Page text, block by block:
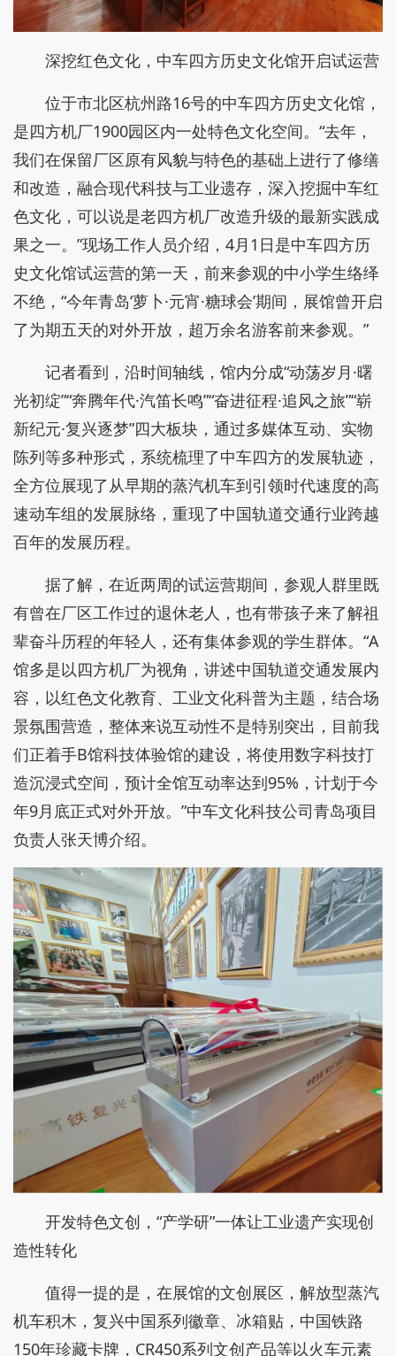
深挖红色文化，中车四方历史文化馆开启试运营
位于市北区杭州路16号的中车四方历史文化馆，
是四方机厂1900园区内一处特色文化空间。“去年，
我们在保留厂区原有风貌与特色的基础上进行了修缮
和改造，融合现代科技与工业遗存，深入挖掘中车红
色文化，可以说是老四方机厂改造升级的最新实践成
果之一。”现场工作人员介绍，4月1日是中车四方历
史文化馆试运营的第一天，前来参观的中小学生络绎
不绝，“今年青岛‘萝卜·元宵·糖球会’期间，展馆曾开启
了为期五天的对外开放，超万余名游客前来参观。”
记者看到，沿时间轴线，馆内分成“动荡岁月·曙
光初绽”“奔腾年代·汽笛长鸣”“奋进征程·追风之旅”“崭
新纪元·复兴逐梦”四大板块，通过多媒体互动、实物
陈列等多种形式，系统梳理了中车四方的发展轨迹，
全方位展现了从早期的蒸汽机车到引领时代速度的高
速动车组的发展脉络，重现了中国轨道交通行业跨越
百年的发展历程。
据了解，在近两周的试运营期间，参观人群里既
有曾在厂区工作过的退休老人，也有带孩子来了解祖
辈奋斗历程的年轻人，还有集体参观的学生群体。“A
馆多是以四方机厂为视角，讲述中国轨道交通发展内
容，以红色文化教育、工业文化科普为主题，结合场
景氛围营造，整体来说互动性不是特别突出，目前我
们正着手B馆科技体验馆的建设，将使用数字科技打
造沉浸式空间，预计全馆互动率达到95%，计划于今
年9月底正式对外开放。”中车文化科技公司青岛项目
负责人张天博介绍。
开发特色文创，“产学研”一体让工业遗产实现创
造性转化
值得一提的是，在展馆的文创展区，解放型蒸汽
机车积木，复兴中国系列徽章、冰箱贴，中国铁路
150年珍藏卡牌，CR450系列文创产品等以火车元素